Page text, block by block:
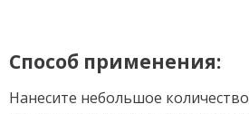
Способ применения:
Нанесите небольшое